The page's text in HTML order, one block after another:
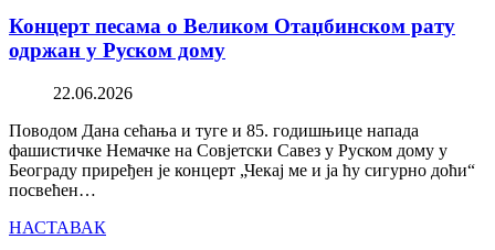
Концерт песама о Великом Отаџбинском рату
одржан у Руском дому
22.06.2026
Поводом Дана сећања и туге и 85. годишњице напада
фашистичке Немачке на Совјетски Савез у Руском дому у
Београду приређен је концерт „Чекај ме и ја ћу сигурно доћи“
посвећен…
НАСТАВАК